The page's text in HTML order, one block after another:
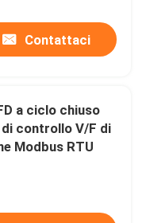
Contattaci
a ciclo chiuso
controllo V/F di
Modbus RTU